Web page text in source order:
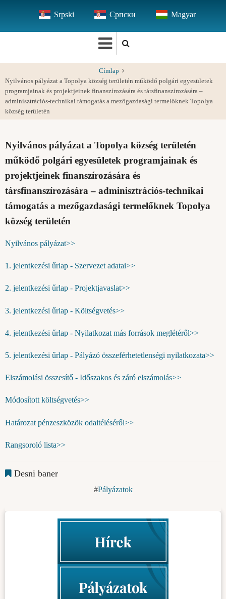
tartalomra
Srpski Српски Magyar
Címlap
Nyilvános pályázat a Topolya község területén működő polgári egyesületek
programjainak és projektjeinek finanszírozására és társfinanszírozására –
adminisztrációs-technikai támogatás a mezőgazdasági termelőknek Topolya
község területén
Nyilvános pályázat a Topolya község területén
működő polgári egyesületek programjainak és
projektjeinek finanszírozására és
társfinanszírozására – adminisztrációs-technikai
támogatás a mezőgazdasági termelőknek Topolya
község területén
Nyilvános pályázat>>
1. jelentkezési űrlap - Szervezet adatai>>
2. jelentkezési űrlap - Projektjavaslat>>
3. jelentkezési űrlap - Költségvetés>>
4. jelentkezési űrlap - Nyilatkozat más források meglétéről>>
5. jelentkezési űrlap - Pályázó összeférhetetlenségi nyilatkozata>>
Elszámolási összesítő - Időszakos és záró elszámolás>>
Módosított költségvetés>>
Határozat pénzeszközök odaitéléséről>>
Rangsoroló lista>>
Desni baner
Pályázatok